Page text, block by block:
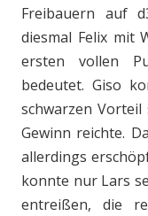
Freibauern auf
diesmal Felix mit
ersten vollen
bedeutet. Giso
schwarzen
Gewinn reichte.
allerdings
konnte nur Lars
entreißen, die